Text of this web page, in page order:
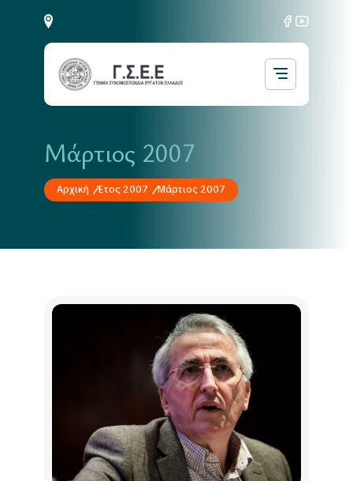
Μάρτιος 2007
Αρχική Έτος 2007 Μάρτιος 2007